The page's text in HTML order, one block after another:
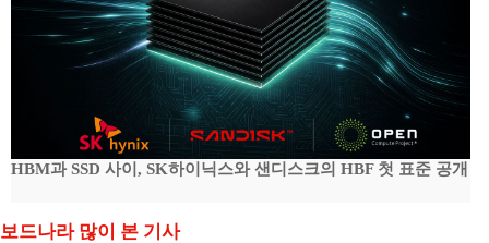
HBM과 SSD 사이, SK하이닉스와 샌디스크의 HBF 첫 표준 공개
보드나라 많이 본 기사